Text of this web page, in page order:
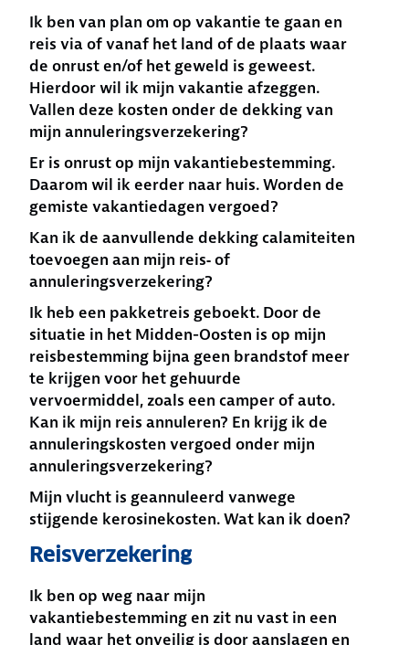
Ik ben van plan om op vakantie te gaan en
reis via of vanaf het land of de plaats waar
de onrust en/of het geweld is geweest.
Hierdoor wil ik mijn vakantie afzeggen.
Vallen deze kosten onder de dekking van
mijn annuleringsverzekering?
Er is onrust op mijn vakantiebestemming.
Daarom wil ik eerder naar huis. Worden de
gemiste vakantiedagen vergoed?
Kan ik de aanvullende dekking calamiteiten
toevoegen aan mijn reis‑ of
annuleringsverzekering?
Ik heb een pakketreis geboekt. Door de
situatie in het Midden-Oosten is op mijn
reisbestemming bijna geen brandstof meer
te krijgen voor het gehuurde
vervoermiddel, zoals een camper of auto.
Kan ik mijn reis annuleren? En krijg ik de
annuleringskosten vergoed onder mijn
annuleringsverzekering?
Mijn vlucht is geannuleerd vanwege
stijgende kerosinekosten. Wat kan ik doen?
Reisverzekering
Ik ben op weg naar mijn
vakantiebestemming en zit nu vast in een
land waar het onveilig is door aanslagen en